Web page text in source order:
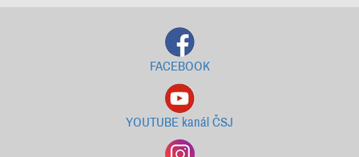
FACEBOOK
YOUTUBE kanál ČSJ